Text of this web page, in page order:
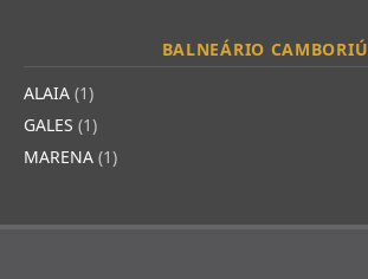
BALNEÁRIO CAMBORIÚ
ALAIA (1)
GALES (1)
MARENA (1)